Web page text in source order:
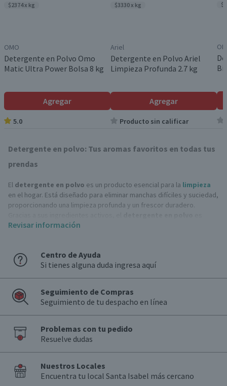
$2374 x kg
OMO
Detergente en Polvo Omo
Matic Ultra Power Bolsa 8 kg
Agregar
5.0
$3330 x kg
Ariel
Detergente en Polvo Ariel
Limpieza Profunda 2.7 kg
Agregar
Producto sin calificar
Detergente en polvo: Tus aromas favoritos en todas tus
prendas
El detergente en polvo es un producto esencial para la limpieza
en el hogar. Está diseñado para eliminar manchas difíciles y suciedad,
proporcionando una limpieza profunda y un frescor duradero.
eficaz en diferentes tipos de agua, ya sea fría o caliente, y es ideal
¿Cuáles son sus tipos?
En Santa Isabel encontrarás una amplia variedad de
polvo. Estos los podrás conseguir en bolsas de entre 1 kilo hasta 5
Los que son para ropa blanca están formulados para mantener su
blancura, eliminando manchas y evitando el amarillamiento.
Otros protegen los colores de tus prendas, evitando la decoloración
y manteniendo sus telas originales.
Los hipoalergénicos son ideales para pieles sensibles, sin fragancias
limpieza y suavidad en un solo paso, dejando tu ropa fresca y suave
al tacto.
Revisar información
Centro de Ayuda
Si tienes alguna duda ingresa aquí
Seguimiento de Compras
Seguimiento de tu despacho en línea
Problemas con tu pedido
Resuelve dudas
Nuestros Locales
Encuentra tu local Santa Isabel más cercano